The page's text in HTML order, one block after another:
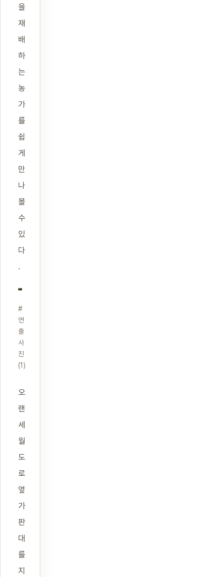
을
재
배
하
는
농
가
를
쉽
게
만
나
볼
수
있
다
.
#
연
출
사
진
(1)
오
랜
세
월
도
로
옆
가
판
대
를
지